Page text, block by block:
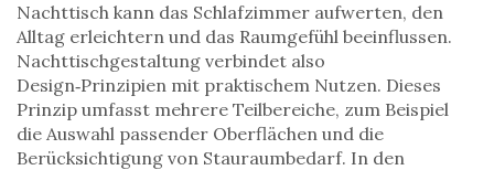
Nachttisch kann das Schlafzimmer aufwerten, den
Alltag erleichtern und das Raumgefühl beeinflussen.
Nachttischgestaltung verbindet also
Design‑Prinzipien mit praktischem Nutzen. Dieses
Prinzip umfasst mehrere Teilbereiche, zum Beispiel
die Auswahl passender Oberflächen und die
Berücksichtigung von Stauraumbedarf. In den